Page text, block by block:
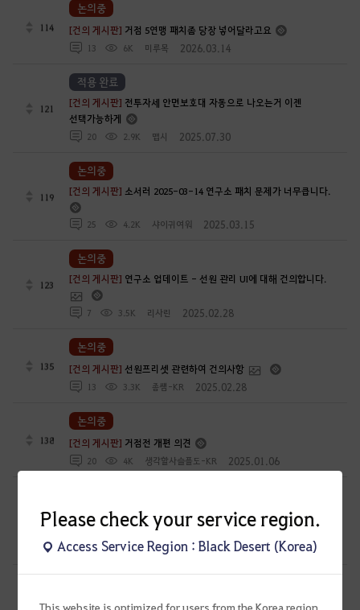
Please check your service region.
Access Service Region : Black Desert (Korea)
This website is optimized for users from the Korea region.
114 [건의 게시판] 거점 5연맹 패치좀 당장 넣어달라고요
13 6K 미루목 2026.03.14
논의중
121
[건의 게시판] 전투자세 안면보호대 자동으로 나오는거 이젠
선택가능하게
20 2.9K 맵시 2025.07.30
적용 완료
119 [건의 게시판] 소서러 2025-03-14 연구소 패치 문제가 너무큽니다.
25 4.2K 샤이귀여워 2025.03.15
논의중
123
[건의 게시판] 연구소 업데이트 - 선원 관리 UI에 대해 건의합니다.
7 3.5K 리사린 2025.02.28
논의중
135 [건의 게시판]선원프리셋 관련하여 건의사항
13 3.3K 좀썜-KR 2025.02.28
논의중
138 [건의 게시판] 거점전 개편 의견
20 4K 생각할사슬플도-KR 2025.01.06
논의중
116 [건의 게시판]8.30 연구소 패치 후 전승 미스틱 패치 방향성 건의
37 5.2K 피빠뿌 2024.08.30
[건의 게시판] 2024-08-10 지식에 필요성에 대해서 건의합니다. -